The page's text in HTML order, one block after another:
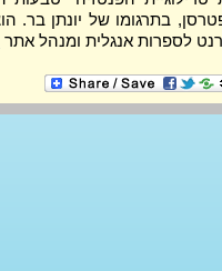
לספרות אנגלית ומנהל אתר